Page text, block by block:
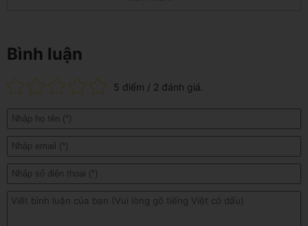
Bình luận
5 điểm / 2 đánh giá.